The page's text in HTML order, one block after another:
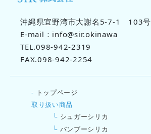
沖縄県宜野湾市大謝名5-7-1 103号
E-mail：info@sir.okinawa
TEL.098-942-2319
FAX.098-942-2254
- トップページ
取り扱い商品
└ シュガーシリカ
└ バンブーシリカ